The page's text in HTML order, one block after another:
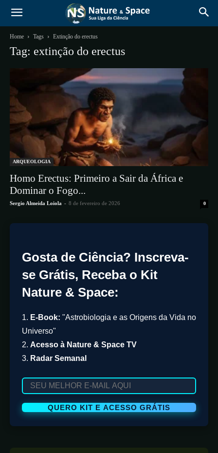
Home Tags Extinção do erectus
Tag: extinção do erectus
ARQUEOLOGIA
Homo Erectus: Primeiro a Sair da África e
Dominar o Fogo...
Sergio Almeida Loiola - 8 de fevereiro de 2026 0
Gosta de Ciência? Inscreva-
se Grátis, Receba o Kit
Nature & Space:
1. E-Book: "Astrobiologia e as Origens da Vida no
Universo"
2. Acesso à Nature & Space TV
3. Radar Semanal